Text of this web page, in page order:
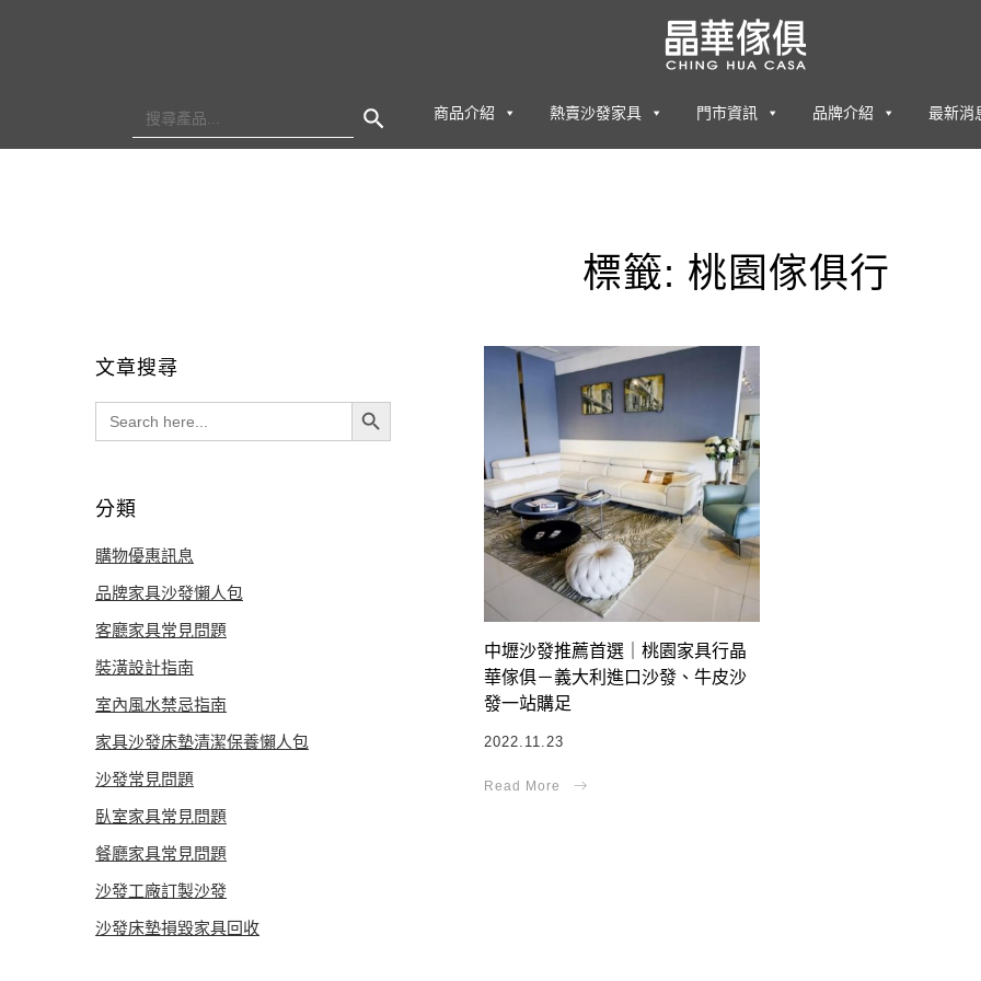
for:
商品介紹
熱賣沙發家具 門市資訊 品牌介紹 最新消
標籤: 桃園傢俱行
中壢沙發推薦首選｜桃園家具行晶
華傢俱－義大利進口沙發、牛皮沙
發一站購足
2022.11.23
文章搜尋
Search
for:
Search Button
分類
購物優惠訊息
品牌家具沙發懶人包
客廳家具常見問題
裝潢設計指南
室內風水禁忌指南
家具沙發床墊清潔保養懶人包
沙發常見問題
臥室家具常見問題
餐廳家具常見問題
沙發工廠訂製沙發
沙發床墊損毀家具回收
CONTACT US
北部展館